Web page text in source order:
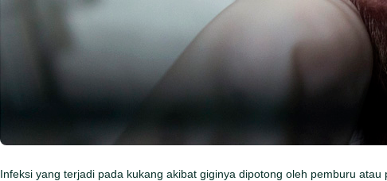
Infeksi yang terjadi pada kukang akibat giginya dipotong oleh pemburu